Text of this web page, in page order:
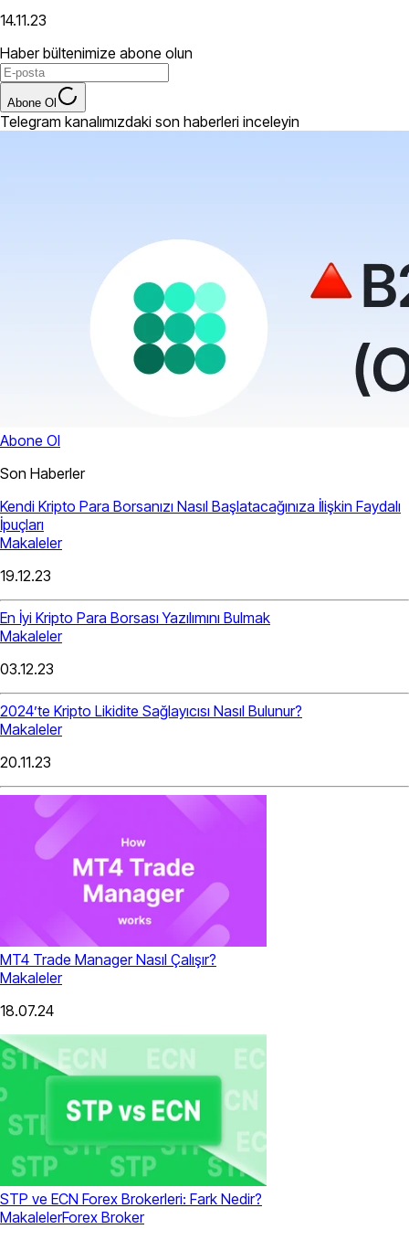
14.11.23
Haber bültenimize abone olun
Abone Ol
Telegram kanalımızdaki son haberleri inceleyin
Abone Ol
Son Haberler
Kendi Kripto Para Borsanızı Nasıl Başlatacağınıza İlişkin Faydalı
İpuçları
Makaleler
19.12.23
En İyi Kripto Para Borsası Yazılımını Bulmak
Makaleler
03.12.23
2024’te Kripto Likidite Sağlayıcısı Nasıl Bulunur?
Makaleler
20.11.23
MT4 Trade Manager Nasıl Çalışır?
Makaleler
18.07.24
STP ve ECN Forex Brokerleri: Fark Nedir?
MakalelerForex Broker